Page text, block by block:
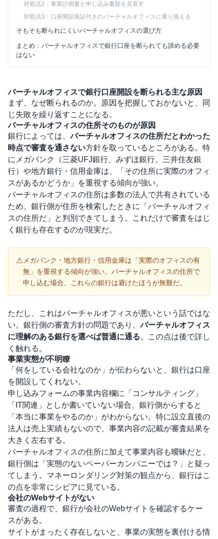
対処法2：事業計画書と申し込み書類を見直す
対処法3：口座開設保証付きのバーチャルオフィスに乗り換える
そもそも断られにくいバーチャルオフィスの選び方
まとめ：バーチャルオフィスで銀行口座を断られても諦める必要
はない
バーチャルオフィスで銀行口座開設を断られる主な原因
まず、なぜ断られるのか。原因を把握しておかないと、同
じ失敗を繰り返すことになる。
バーチャルオフィスの住所そのものが原因
銀行によっては、バーチャルオフィスの住所だとわかった
時点で審査を通さない方針を取っているところがある。特
にメガバンク（三菱UFJ銀行、みずほ銀行、三井住友銀
行）や地方銀行・信用金庫は、「その住所に実際のオフィ
スがあるかどうか」を重視する傾向が強い。
バーチャルオフィスの住所は多数の法人で共有されている
ため、銀行側が住所を検索したときに「バーチャルオフィ
スの住所だ」と判別できてしまう。これだけで審査をはじ
く銀行も存在するのが現実だ。
⚠メガバンク・地方銀行・信用金庫は「実際のオフィスの有
無」を重視する傾向が強い。バーチャルオフィスの住所で
申し込む場合、これらの銀行は避けたほうが無難だ。
ただし、これはバーチャルオフィスが悪いという話ではな
い。銀行側の審査方針の問題であり、バーチャルオフィス
に理解のある銀行を選べば普通に通る。この点は後で詳し
く触れる。
事業実態が不明瞭
「何をしている会社なのか」が伝わらないと、銀行は口座
を開設してくれない。
申し込みフォームの事業内容欄に「コンサルティング」
「IT関連」としか書いていない場合、銀行側からすると
「本当に事業をやるのか」がわからない。特に設立直後の
法人は売上実績もないので、事業内容の記載が審査結果を
大きく左右する。
バーチャルオフィスの住所に加えて事業内容も曖昧だと、
銀行側は「実態のないペーパーカンパニーでは？」と疑っ
てしまう。マネーロンダリング対策の観点から、銀行はこ
の点を非常にシビアに見ている。
会社のWebサイトがない
審査の過程で、銀行が会社のWebサイトを確認するケー
スがある。
サイトがまったく存在しないと、事業の実態を裏付ける情